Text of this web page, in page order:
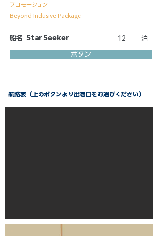
プロモーション
Beyond Inclusive Package
船名 Star Seeker 12 泊
ボタン
航路表（上のボタンより出港日をお選びください）